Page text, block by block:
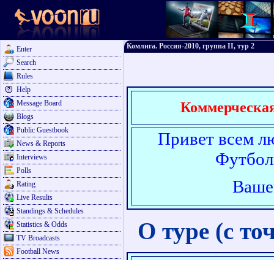
Enter
Search
Rules
Help
Message Board
Blogs
Public Guestbook
News & Reports
Interviews
Polls
Rating
Live Results
Standings & Schedules
Statistics & Odds
TV Broadcasts
Football News
Комлига. Россия-2010, группа II, тур 2
Привет всем
О туре (с